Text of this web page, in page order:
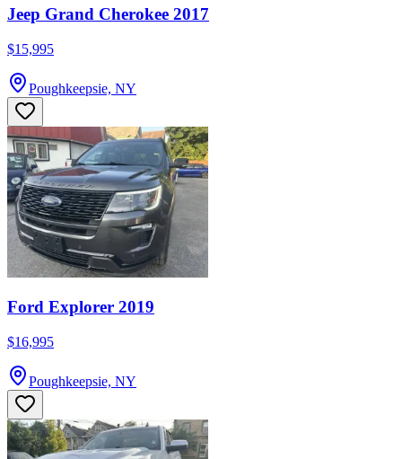
Jeep Grand Cherokee 2017
$15,995
Poughkeepsie, NY
Ford Explorer 2019
$16,995
Poughkeepsie, NY